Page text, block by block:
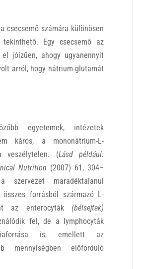
csecsemő számára különösen
Egy csecsemő az
jóízűen, ahogy ugyanennyit
arról, hogy nátrium-glutamát
egyetemek, intézetek
káros, a mononátrium-L-
veszélytelen. (Lásd például:
Nutrition (2007) 61, 304–
maradéktalanul
összes forrásból származó L-
az enterocyták (bélsejtek)
fel, de a lymphocyták
is, emellett az
mennyiségben előforduló